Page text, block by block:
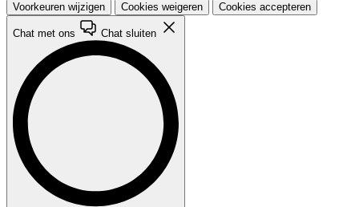
Voorkeuren wijzigen Cookies weigeren Cookies accepteren
Chat met ons Chat sluiten